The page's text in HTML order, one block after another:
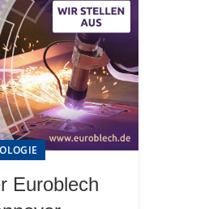
Euroblech